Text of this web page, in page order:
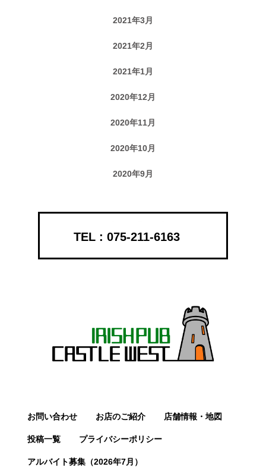
2021年3月
2021年2月
2021年1月
2020年12月
2020年11月
2020年10月
2020年9月
075-211-6163
お問い合わせ お店のご紹介 店舗情報・地図
投稿一覧 プライバシーポリシー
アルバイト募集（2026年7月）